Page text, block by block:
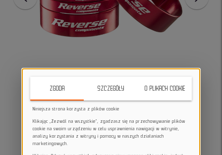
ZGODA SZCZEGÓŁY O PLIKACH COOKIE
Niniejsza strona korzysta z plików cookie
Klikając „Zezwól na wszystkie”, zgadzasz się na przechowywanie plików
cookie na swoim urządzeniu w celu usprawnienia nawigacji w witrynie,
analizy korzystania z witryny i pomocy w naszych działaniach
marketingowych.